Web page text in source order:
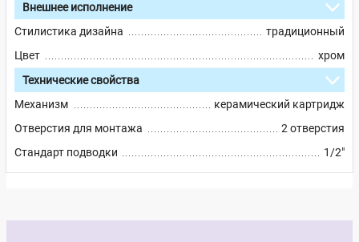
Внешнее исполнение
Стилистика дизайна
традиционный
Цвет
хром
Технические свойства
Механизм
керамический картридж
Отверстия для монтажа
2 отверстия
Стандарт подводки
1/2"